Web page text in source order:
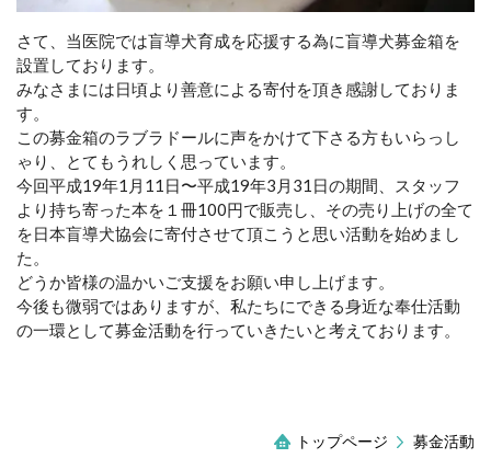
さて、当医院では盲導犬育成を応援する為に盲導犬募金箱を
設置しております。
みなさまには日頃より善意による寄付を頂き感謝しておりま
す。
この募金箱のラブラドールに声をかけて下さる方もいらっし
ゃり、とてもうれしく思っています。
今回平成19年1月11日〜平成19年3月31日の期間、スタッフ
より持ち寄った本を１冊100円で販売し、その売り上げの全て
を日本盲導犬協会に寄付させて頂こうと思い活動を始めまし
た。
どうか皆様の温かいご支援をお願い申し上げます。
今後も微弱ではありますが、私たちにできる身近な奉仕活動
の一環として募金活動を行っていきたいと考えております。
トップページ 募金活動